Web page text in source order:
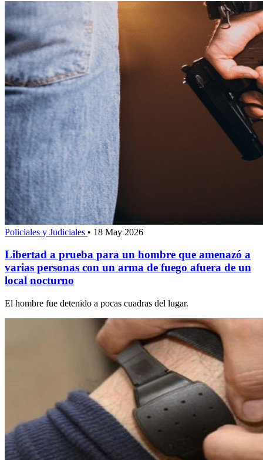
Policiales y Judiciales • 18 May 2026
Libertad a prueba para un hombre que amenazó a
varias personas con un arma de fuego afuera de un
local nocturno
El hombre fue detenido a pocas cuadras del lugar.